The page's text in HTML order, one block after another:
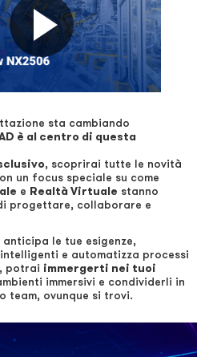
sta cambiando
è al centro di questa
, scoprirai tutte le novità
un focus speciale su come
e Realtà Virtuale stanno
progettare, collaborare e
anticipa le tue esigenze,
e automatizza processi
potrai immergerti nei tuoi
immersivi e condividerli in
team, ovunque si trovi.